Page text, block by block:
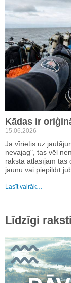
Kādas ir
15.06.2026
Ja vīrietis uz
nevajag", tas vēl
rakstā atlasījām tās
jaunu vai piepildīt
Lasīt vairāk…
Līdzīgi raksti